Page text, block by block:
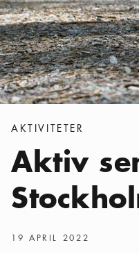
Kategorier:
AKTIVITETER
Aktiv
Publiceringsdatum
19 APRIL 2022